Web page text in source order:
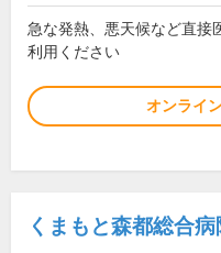
急な発熱、悪天候など直接
利用ください
オンライ
くまもと森都総合病